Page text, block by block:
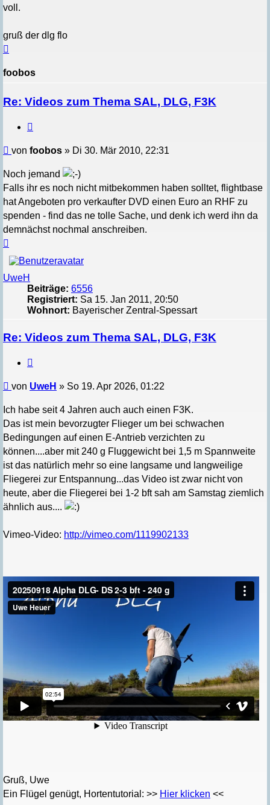
voll.
gruß der dlg flo
foobos
Re: Videos zum Thema SAL, DLG, F3K
Beitrag
von foobos » Di 30. Mär 2010, 22:31
Noch jemand
Falls ihr es noch nicht mitbekommen haben solltet, flightbase
hat Angeboten pro verkaufter DVD einen Euro an RHF zu
spenden - find das ne tolle Sache, und denk ich werd ihn da
demnächst nochmal anschreiben.
UweH
Beiträge: 6556
Registriert: Sa 15. Jan 2011, 20:50
Wohnort: Bayerischer Zentral-Spessart
Re: Videos zum Thema SAL, DLG, F3K
Beitrag
von UweH » So 19. Apr 2026, 01:22
Ich habe seit 4 Jahren auch auch einen F3K.
Das ist mein bevorzugter Flieger um bei schwachen
Bedingungen auf einen E-Antrieb verzichten zu
können....aber mit 240 g Fluggewicht bei 1,5 m Spannweite
ist das natürlich mehr so eine langsame und langweilige
Fliegerei zur Entspannung...das Video ist zwar nicht von
heute, aber die Fliegerei bei 1-2 bft sah am Samstag ziemlich
ähnlich aus....
Vimeo-Video: http://vimeo.com/1119902133
Gruß, Uwe
Ein Flügel genügt, Hortentutorial: >> Hier klicken <<